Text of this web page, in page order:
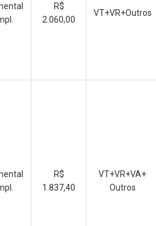
R$
2.060,00
VT+VR+Outros
R$
1.837,40
VT+VR+VA+
Outros